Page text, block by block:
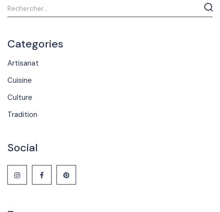
Categories
Artisanat
Cuisine
Culture
Tradition
Social